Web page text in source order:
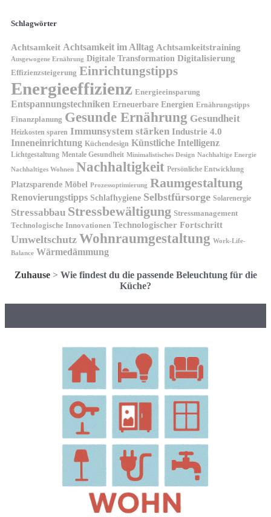
Schlagwörter
Achtsamkeit Achtsamkeit im Alltag Achtsamkeitstraining
Ausgewogene Ernährung Digitale Transformation Digitalisierung
Effizienzsteigerung Einrichtungstipps
Energieeffizienz Energieeinsparung
Entspannungstechniken Erneuerbare Energien Ernährungstipps
Finanzplanung Gesunde Ernährung Gesundheit
Heizkosten sparen Immunsystem stärken Industrie 4.0
Inneneinrichtung Küchendesign Künstliche Intelligenz
Lichtgestaltung Mentale Gesundheit Minimalistisches Design Nachhaltige Energie
Nachhaltiges Wohnen Nachhaltigkeit Persönliche Entwicklung
Platzsparende Möbel Prozessoptimierung Raumgestaltung
Renovierungstipps Schlafhygiene Selbstfürsorge Solarenergie
Stressabbau Stressbewältigung Stressmanagement
Technologische Innovationen Technologischer Fortschritt
Umweltschutz Wohnraumgestaltung Work-Life-
Balance Wärmedämmung
Zuhause> Wie findest du die passende Beleuchtung für die
Küche?